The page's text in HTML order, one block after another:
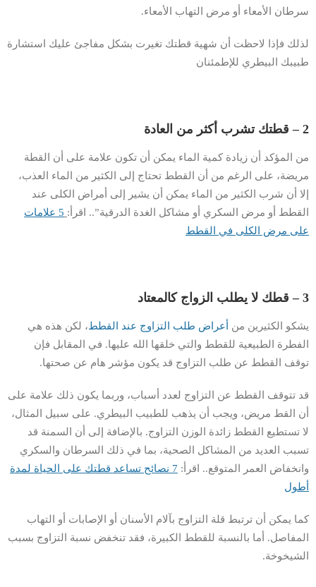
سرطان الأمعاء أو مرض التهاب الأمعاء.
لذلك فإذا لاحظت أن شهية قطتك تغيرت بشكل مفاجئ عليك استشارة
طبيبك البيطري للإطمئنان
2 – قطتك تشرب أكثر من العادة
من المؤكد أن زيادة كمية الماء يمكن أن تكون علامة على أن القطة
مريضة، على الرغم من أن القطط تحتاج إلى الكثير من الماء العذب،
إلا أن شرب الكثير من الماء يمكن أن يشير إلى أمراض الكلى عند
القطط أو مرض السكري أو مشاكل الغدة الدرقية”.. اقرأ:
5 علامات
على مرض الكلى في القطط
3 – قطك لا يطلب الزواج كالمعتاد
يشكو الكثيرين من أعراض طلب التزاوج عند القطط، لكن هذه هي
الفطرة الطبيعية للقطط والتي خلقها الله عليها. في المقابل فإن
توقف القطط عن طلب التزاوج قد يكون مؤشر هام عن صحتها.
قد تتوقف القطط عن التزاوج لعدد أسباب، وربما يكون ذلك علامة على
أن القط مريض، ويجب أن يذهب للطبيب البيطري. على سبيل المثال،
لا تستطيع القطط زائدة الوزن التزاوج. بالإضافة إلى أن السمنة قد
تسبب العديد من المشاكل الصحية، بما في ذلك السرطان والسكري
وانخفاض العمر المتوقع.. اقرأ:
7 نصائح تساعد قطتك على الحياة لمدة
أطول
كما يمكن أن ترتبط قلة التزاوج بآلام الأسنان أو الإصابات أو التهاب
المفاصل. أما بالنسبة للقطط الكبيرة، فقد تنخفض نسبة التزاوج بسبب
الشيخوخة.